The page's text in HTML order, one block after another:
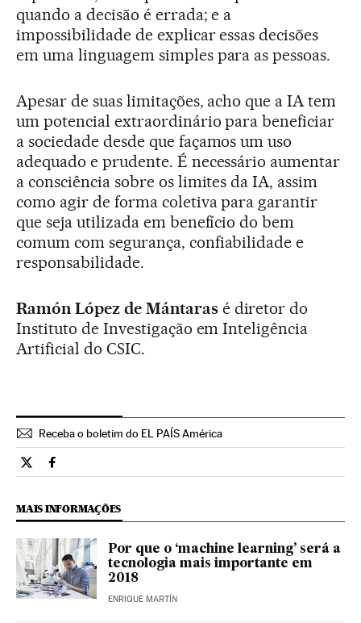
quando a decisão é errada; e a
impossibilidade de explicar essas decisões
em uma linguagem simples para as pessoas.
Apesar de suas limitações, acho que a IA tem
um potencial extraordinário para beneficiar
a sociedade desde que façamos um uso
adequado e prudente. É necessário aumentar
a consciência sobre os limites da IA, assim
como agir de forma coletiva para garantir
que seja utilizada em benefício do bem
comum com segurança, confiabilidade e
responsabilidade.
Ramón López de Mántarasé diretor do
Instituto de Investigação em Inteligência
Artificial do CSIC.
Receba o boletim do EL PAÍS América
Tecnologia El País Brasil en Twitter
Tecnologia El País Brasil en Facebook
MAIS INFORMAÇÕES
Por que o ‘machine learning’ será a
tecnologia mais importante em
2018
ENRIQUE MARTÍN